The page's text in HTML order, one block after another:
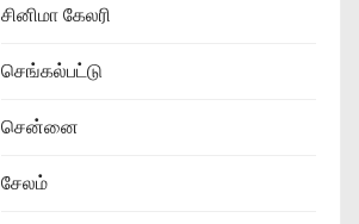
சினிமா கேலரி
செங்கல்பட்டு
சென்னை
சேலம்